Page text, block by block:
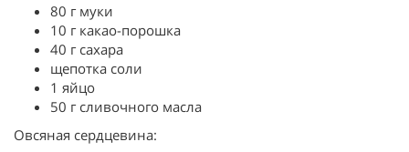
80 г муки
10 г какао-порошка
40 г сахара
щепотка соли
1 яйцо
50 г сливочного масла
Овсяная сердцевина: